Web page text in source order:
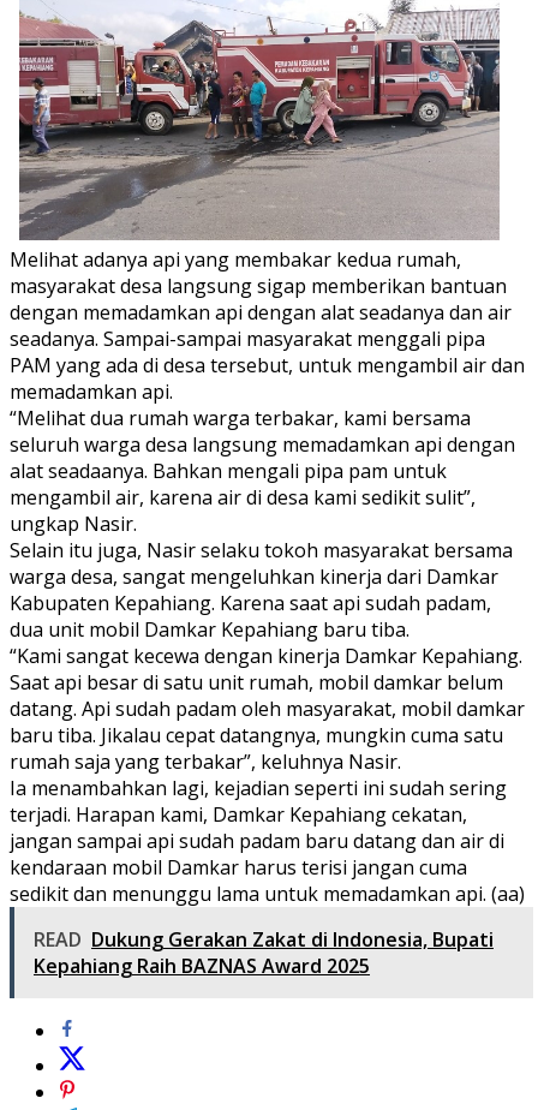
Melihat adanya api yang membakar kedua rumah,
masyarakat desa langsung sigap memberikan bantuan
dengan memadamkan api dengan alat seadanya dan air
seadanya. Sampai-sampai masyarakat menggali pipa
PAM yang ada di desa tersebut, untuk mengambil air dan
memadamkan api.
“Melihat dua rumah warga terbakar, kami bersama
seluruh warga desa langsung memadamkan api dengan
alat seadaanya. Bahkan mengali pipa pam untuk
mengambil air, karena air di desa kami sedikit sulit”,
ungkap Nasir.
Selain itu juga, Nasir selaku tokoh masyarakat bersama
warga desa, sangat mengeluhkan kinerja dari Damkar
Kabupaten Kepahiang. Karena saat api sudah padam,
dua unit mobil Damkar Kepahiang baru tiba.
“Kami sangat kecewa dengan kinerja Damkar Kepahiang.
Saat api besar di satu unit rumah, mobil damkar belum
datang. Api sudah padam oleh masyarakat, mobil damkar
baru tiba. Jikalau cepat datangnya, mungkin cuma satu
rumah saja yang terbakar”, keluhnya Nasir.
Ia menambahkan lagi, kejadian seperti ini sudah sering
terjadi. Harapan kami, Damkar Kepahiang cekatan,
jangan sampai api sudah padam baru datang dan air di
kendaraan mobil Damkar harus terisi jangan cuma
sedikit dan menunggu lama untuk memadamkan api. (aa)
READ Dukung Gerakan Zakat di Indonesia, Bupati
Kepahiang Raih BAZNAS Award 2025